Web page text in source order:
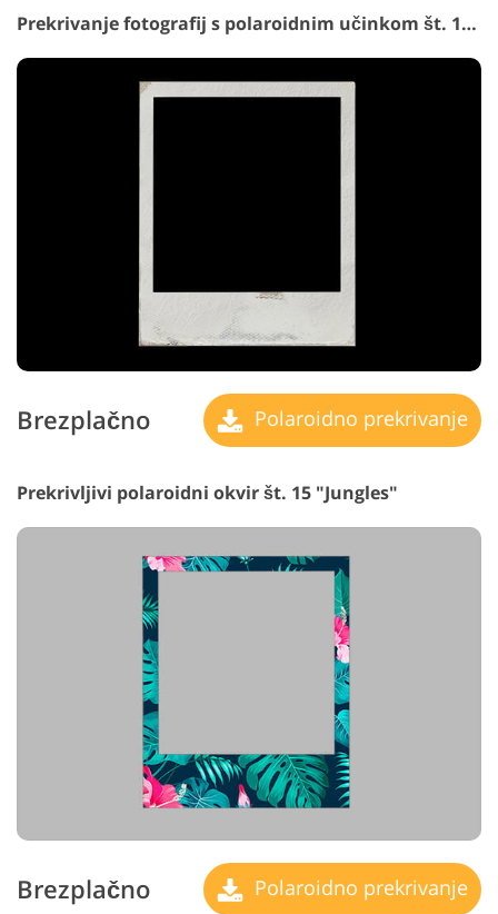
Prekrivanje fotografij s polaroidnim učinkom št. 14 "Pastel Colors"
Brezplačno Polaroidno prekrivanje
Prekrivljivi polaroidni okvir št. 15 "Jungles"
Brezplačno Polaroidno prekrivanje